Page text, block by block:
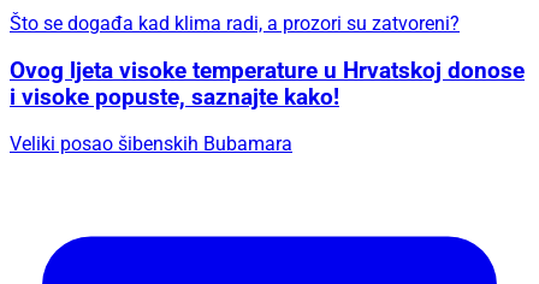
Što se događa kad klima radi, a prozori su zatvoreni?
Ovog ljeta visoke temperature u Hrvatskoj donose
i visoke popuste, saznajte kako!
Veliki posao šibenskih Bubamara